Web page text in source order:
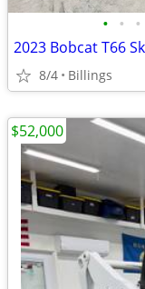
• • •
2023 Bobcat T66
8/4 Billings
$52,000